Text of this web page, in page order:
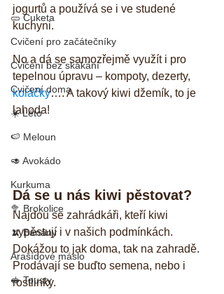
🥒 Cuketa
Cvičení pro začátečníky
Cvičení bez skákání
Cvičení doma
☀️ Léto
🍉 Meloun
🥑 Avokádo
Kurkuma
🥦 Brokolice
🍌 Banány
Arašídové máslo
🥪 Tousty
jogurtů a používá se i ve studené
kuchyni.
No a dá se samozřejmě využít i pro
tepelnou úpravu – kompoty, dezerty,
koláčky…. A takový kiwi džemík, to je
lahoda!
Dá se u nás kiwi pěstovat?
Najdou se zahrádkáři, kteří kiwi
vypěstují i v našich podmínkách.
Dokážou to jak doma, tak na zahradě.
Prodávají se buďto semena, nebo i
rostlinky.